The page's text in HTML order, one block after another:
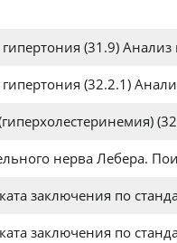
(31.9)
(32.2.1)
нерва Лебера.
заключения по
заключения по